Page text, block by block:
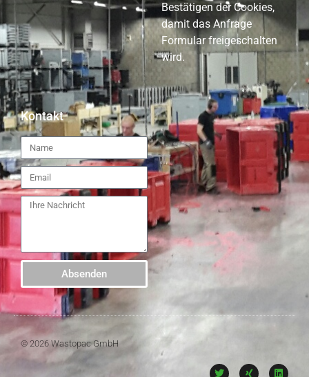
Bestätigen der Cookies,
damit das Anfrage
Formular freigeschalten
wird.
Kontakt
Absenden
© 2026 Wastopac GmbH